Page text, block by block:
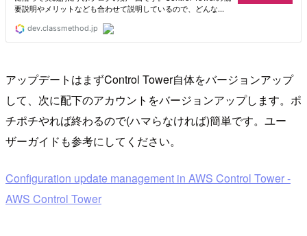
アップデートはまずControl Tower自体をバージョンアップ
して、次に配下のアカウントをバージョンアップします。ポ
チポチやれば終わるので(ハマらなければ)簡単です。ユー
ザーガイドも参考にしてください。
Configuration update management in AWS Control Tower -
AWS Control Tower